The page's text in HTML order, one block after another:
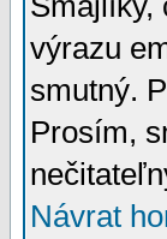
výrazu
smutný.
Prosím,
Návrat